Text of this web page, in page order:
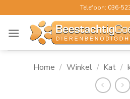
naar
inhoud
Telefoon: 036-
Home / Winkel / Kat /